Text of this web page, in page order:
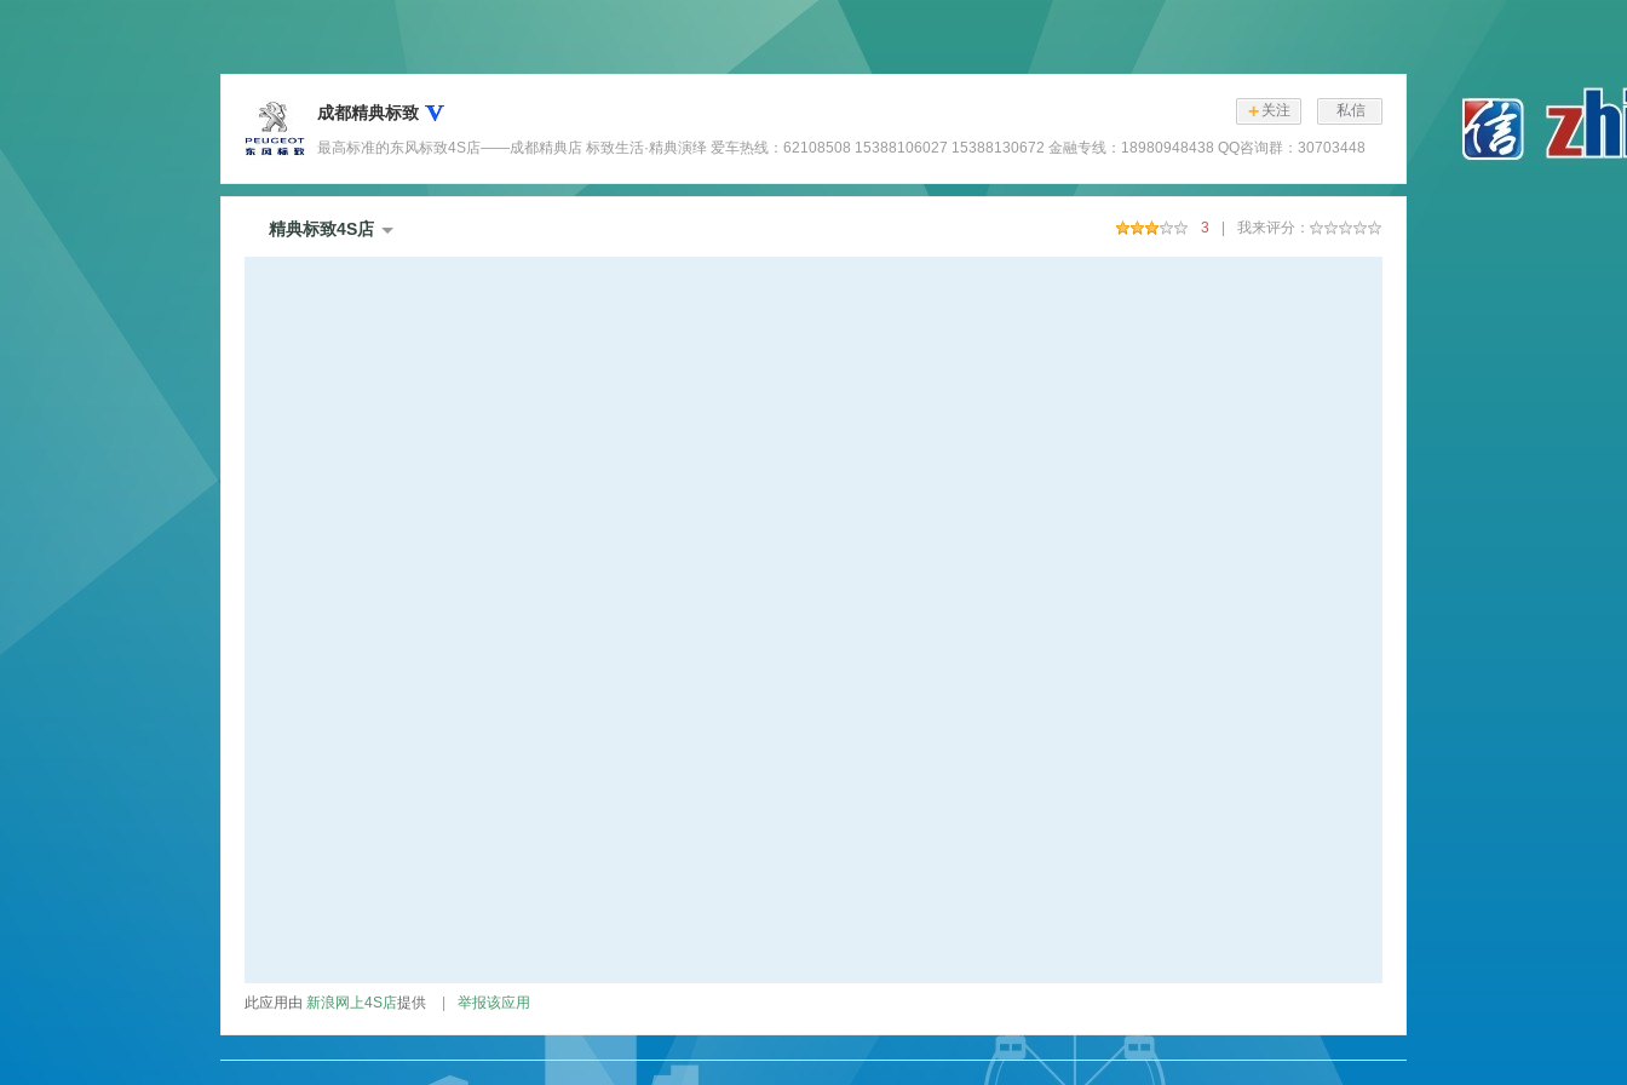
+ 关注 私信
成都精典标致
最高标准的东风标致4S店——成都精典店 标致生活·精典演绎 爱车热线：62108508 15388106027 15388130672 金融专线：18980948438 QQ咨询群：30703448
3 | 我来评分：
精典标致4S店
此应用由 新浪网上4S店提供 | 举报该应用